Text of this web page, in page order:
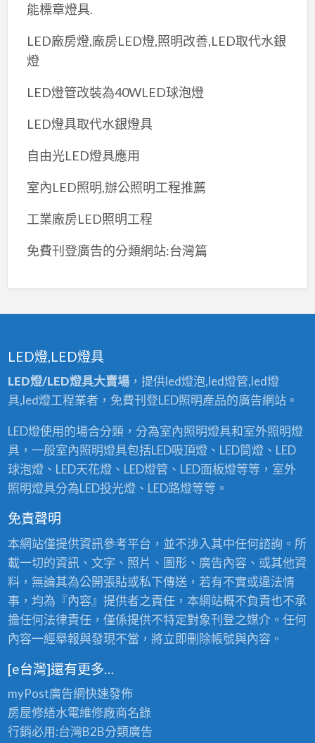
能標章燈具.
LED廠房燈,廠房LED燈,照明改善,LED取代水銀
燈
LED燈管改裝為40WLED球泡燈
LED燈具取代水銀燈具
自由光LED燈具應用
室內LED照明,辦公照明工程推薦
工業廠房LED照明工程
免費刊登廣告的分類網站:台灣篇
LED燈,LED燈具
LED燈/LED燈具大賣場，提供led燈泡,led燈管,led燈
具,led燈工程業者，免費刊登LED照明產品的廣告網站。
LED燈使用的場合分類，分為室內照明燈具和室外照明燈
具，一般室內照明燈具包括LED吸頂燈、LED筒燈、LED
球泡燈、LED天花燈、LED燈管、LED面板燈等等，室外
照明燈具分為LED投光燈、LED路燈等等。
免責聲明
本網站僅提供資訊參考平台，並不涉入其中任何諮詢。所
載一切的資訊、文字、照片、圖形、廣告內容、或其他資
料，無論其為公開張貼或私下傳送，若有不實或違法情
事，均為『內容』提供者之責任，本網站概不負責也不承
擔任何法律責任，僅係提供不特定對象刊登之媒介。任何
內容一經舉報與發現不當，將立即刪除帳號與內容。
[e台灣]還有更多…
myPost廣告網快速發佈
房屋修繕水電維修廠商名錄
行銷必用:台灣B2B分類廣告